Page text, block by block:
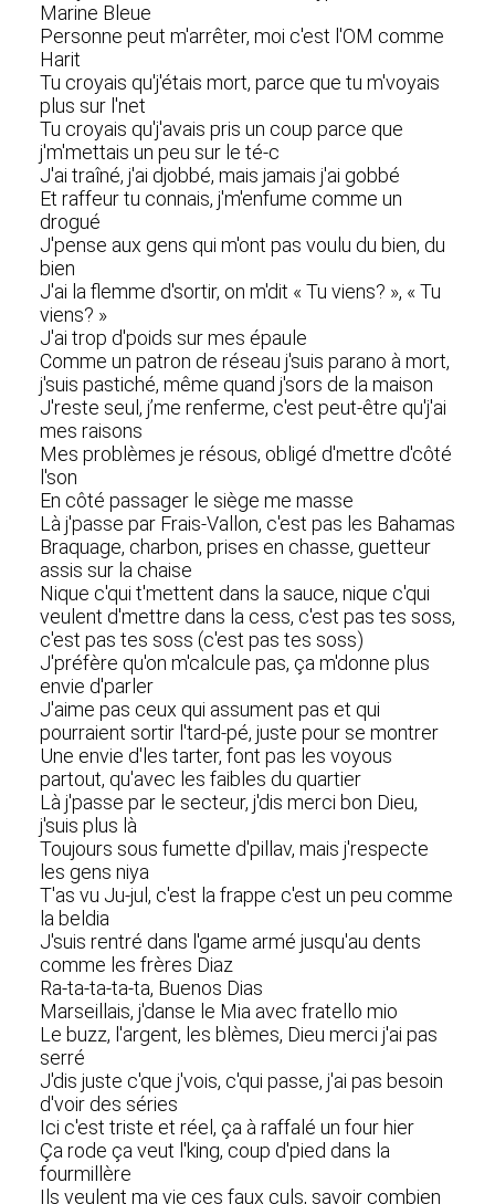
Marine Bleue
Personne peut m'arrêter, moi c'est l'OM comme
Harit
Tu croyais qu'j'étais mort, parce que tu m'voyais
plus sur l'net
Tu croyais qu'j'avais pris un coup parce que
j'm'mettais un peu sur le té-c
J'ai traîné, j'ai djobbé, mais jamais j'ai gobbé
Et raffeur tu connais, j'm'enfume comme un
drogué
J'pense aux gens qui m'ont pas voulu du bien, du
bien
J'ai la flemme d'sortir, on m'dit « Tu viens? », « Tu
viens? »
J'ai trop d'poids sur mes épaule
Comme un patron de réseau j'suis parano à mort,
j'suis pastiché, même quand j'sors de la maison
J'reste seul, j’me renferme, c'est peut-être qu'j'ai
mes raisons
Mes problèmes je résous, obligé d'mettre d'côté
l'son
En côté passager le siège me masse
Là j'passe par Frais-Vallon, c'est pas les Bahamas
Braquage, charbon, prises en chasse, guetteur
assis sur la chaise
Nique c'qui t'mettent dans la sauce, nique c'qui
veulent d'mettre dans la cess, c'est pas tes soss,
c'est pas tes soss (c'est pas tes soss)
J'préfère qu'on m'calcule pas, ça m'donne plus
envie d'parler
J'aime pas ceux qui assument pas et qui
pourraient sortir l'tard-pé, juste pour se montrer
Une envie d'les tarter, font pas les voyous
partout, qu'avec les faibles du quartier
Là j'passe par le secteur, j'dis merci bon Dieu,
j'suis plus là
Toujours sous fumette d'pillav, mais j'respecte
les gens niya
T'as vu Ju-jul, c'est la frappe c'est un peu comme
la beldia
J'suis rentré dans l'game armé jusqu'au dents
comme les frères Diaz
Ra-ta-ta-ta-ta, Buenos Dias
Marseillais, j'danse le Mia avec fratello mio
Le buzz, l'argent, les blèmes, Dieu merci j'ai pas
serré
J'dis juste c'que j'vois, c'qui passe, j'ai pas besoin
d'voir des séries
Ici c'est triste et réel, ça à raffalé un four hier
Ça rode ça veut l'king, coup d'pied dans la
fourmillère
Ils veulent ma vie ces faux culs, savoir combien